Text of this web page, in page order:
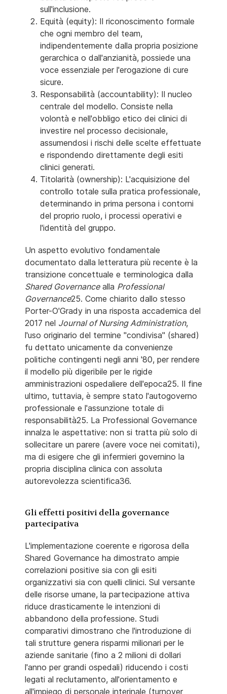
sull'inclusione.
Equità (equity): Il riconoscimento formale
che ogni membro del team,
indipendentemente dalla propria posizione
gerarchica o dall'anzianità, possiede una
voce essenziale per l'erogazione di cure
sicure.
Responsabilità (accountability): Il nucleo
centrale del modello. Consiste nella
volontà e nell'obbligo etico dei clinici di
investire nel processo decisionale,
assumendosi i rischi delle scelte effettuate
e rispondendo direttamente degli esiti
clinici generati.
Titolarità (ownership): L'acquisizione del
controllo totale sulla pratica professionale,
determinando in prima persona i contorni
del proprio ruolo, i processi operativi e
l'identità del gruppo.
Un aspetto evolutivo fondamentale
documentato dalla letteratura più recente è la
transizione concettuale e terminologica dalla
Shared Governancealla Professional
Governance25. Come chiarito dallo stesso
Porter-O'Grady in una risposta accademica del
2017 nel Journal of Nursing Administration,
l'uso originario del termine "condivisa" (shared)
fu dettato unicamente da convenienze
politiche contingenti negli anni '80, per rendere
il modello più digeribile per le rigide
amministrazioni ospedaliere dell'epoca25. Il fine
ultimo, tuttavia, è sempre stato l'autogoverno
professionale e l'assunzione totale di
responsabilità25. La Professional Governance
innalza le aspettative: non si tratta più solo di
sollecitare un parere (avere voce nei comitati),
ma di esigere che gli infermieri governino la
propria disciplina clinica con assoluta
autorevolezza scientifica36.
Gli effetti positivi della governance
partecipativa
L'implementazione coerente e rigorosa della
Shared Governance ha dimostrato ampie
correlazioni positive sia con gli esiti
organizzativi sia con quelli clinici. Sul versante
delle risorse umane, la partecipazione attiva
riduce drasticamente le intenzioni di
abbandono della professione. Studi
comparativi dimostrano che l'introduzione di
tali strutture genera risparmi milionari per le
aziende sanitarie (fino a 2 milioni di dollari
l'anno per grandi ospedali) riducendo i costi
legati al reclutamento, all'orientamento e
all'impiego di personale interinale (turnover